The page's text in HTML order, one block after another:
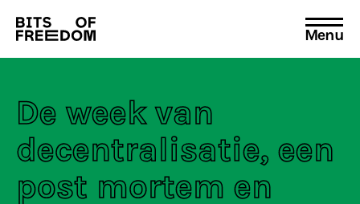
Search
for:
Menu
De week van
decentralisatie, een
post mortem en